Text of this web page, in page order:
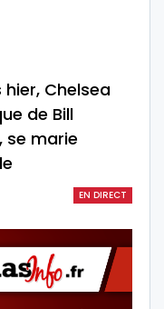
Chelsea
de Bill
se marie
EN DIRECT